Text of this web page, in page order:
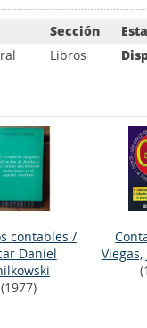
Sección
Libros
contables /
Daniel
(1977)
Viegas,